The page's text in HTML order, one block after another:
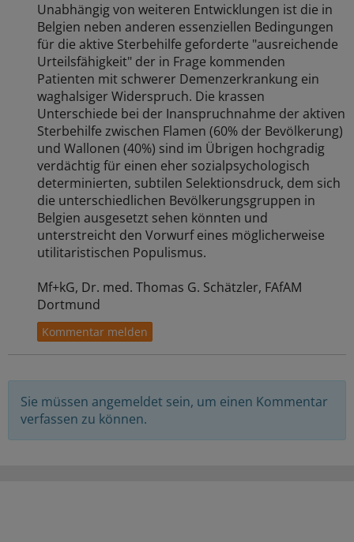
Unabhängig von weiteren Entwicklungen ist die in
Belgien neben anderen essenziellen Bedingungen
für die aktive Sterbehilfe geforderte "ausreichende
Urteilsfähigkeit" der in Frage kommenden
Patienten mit schwerer Demenzerkrankung ein
waghalsiger Widerspruch. Die krassen
Unterschiede bei der Inanspruchnahme der aktiven
Sterbehilfe zwischen Flamen (60% der Bevölkerung)
und Wallonen (40%) sind im Übrigen hochgradig
verdächtig für einen eher sozialpsychologisch
determinierten, subtilen Selektionsdruck, dem sich
die unterschiedlichen Bevölkerungsgruppen in
Belgien ausgesetzt sehen könnten und
unterstreicht den Vorwurf eines möglicherweise
utilitaristischen Populismus.
Mf+kG, Dr. med. Thomas G. Schätzler, FAfAM
Dortmund
Sie müssen angemeldet sein, um einen Kommentar
verfassen zu können.